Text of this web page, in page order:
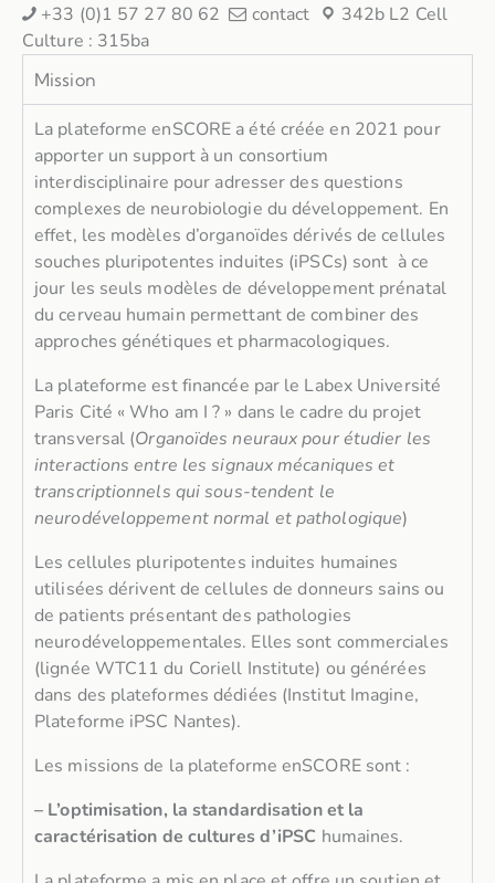
+33 (0)1 57 27 80 62 contact
342b L2 Cell
Culture : 315ba
Mission
La plateforme enSCORE a été créée en 2021 pour
apporter un support à un consortium
interdisciplinaire pour adresser des questions
complexes de neurobiologie du développement. En
effet, les modèles d’organoïdes dérivés de cellules
souches pluripotentes induites (iPSCs) sont à ce
jour les seuls modèles de développement prénatal
du cerveau humain permettant de combiner des
approches génétiques et pharmacologiques.
La plateforme est financée par le Labex Université
Paris Cité « Who am I ? » dans le cadre du projet
transversal (Organoïdes neuraux pour étudier les
interactions entre les signaux mécaniques et
transcriptionnels qui sous-tendent le
neurodéveloppement normal et pathologique)
Les cellules pluripotentes induites humaines
utilisées dérivent de cellules de donneurs sains ou
de patients présentant des pathologies
neurodéveloppementales. Elles sont commerciales
(lignée WTC11 du Coriell Institute) ou générées
dans des plateformes dédiées (Institut Imagine,
Plateforme iPSC Nantes).
Les missions de la plateforme enSCORE sont :
– L’optimisation, la standardisation et la
caractérisation de cultures d’iPSC humaines.